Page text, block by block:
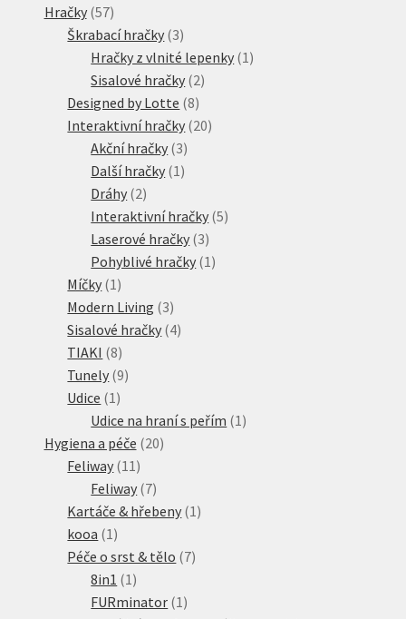
Hračky 5757
produktů
Škrabací hračky 33
produkty
Hračky z vlnité lepenky 1 1
Sisalové hračky 22
Designed by Lotte 88
produktů
Interaktivní hračky 2020
Akční hračky 33
produkty
Další hračky 1 1
Dráhy 22
produkty
Interaktivní hračky 55
Laserové hračky 33
produkty
Pohyblivé hračky 1 1
Míčky 1 1
produkt
Modern Living 33
produkty
Sisalové hračky 44
TIAKI 88
produktů
Tunely 99
Udice 1 1
produkt
Udice na hraní s peřím 1 1
Hygiena a péče 2020
Feliway 11 11
produktů
Feliway 77
produktů
Kartáče & hřebeny 1 1
kooa 1 1
produkt
Péče o srst & tělo 77
8in1 1 1
produkt
FURminator 1 1